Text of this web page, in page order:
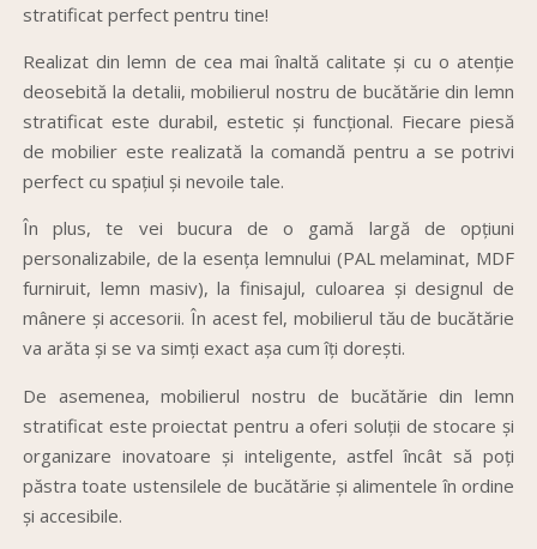
stratificat perfect pentru tine!
Realizat din lemn de cea mai înaltă calitate și cu o atenție
deosebită la detalii, mobilierul nostru de bucătărie din lemn
stratificat este durabil, estetic și funcțional. Fiecare piesă
de mobilier este realizată la comandă pentru a se potrivi
perfect cu spațiul și nevoile tale.
În plus, te vei bucura de o gamă largă de opțiuni
personalizabile, de la esența lemnului (PAL melaminat, MDF
furniruit, lemn masiv), la finisajul, culoarea și designul de
mânere și accesorii. În acest fel, mobilierul tău de bucătărie
va arăta și se va simți exact așa cum îți dorești.
De asemenea, mobilierul nostru de bucătărie din lemn
stratificat este proiectat pentru a oferi soluții de stocare și
organizare inovatoare și inteligente, astfel încât să poți
păstra toate ustensilele de bucătărie și alimentele în ordine
și accesibile.